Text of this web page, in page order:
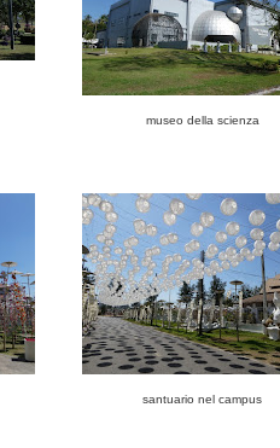
museo della scienza
santuario nel campus